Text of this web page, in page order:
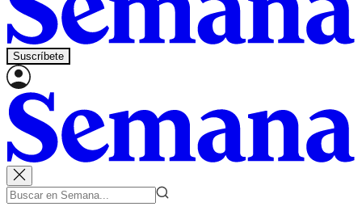
Suscríbete